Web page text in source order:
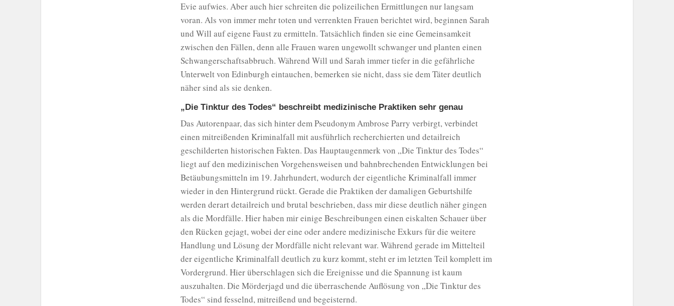
Evie aufwies. Aber auch hier schreiten die polizeilichen Ermittlungen nur langsam
voran. Als von immer mehr toten und verrenkten Frauen berichtet wird, beginnen Sarah
und Will auf eigene Faust zu ermitteln. Tatsächlich finden sie eine Gemeinsamkeit
zwischen den Fällen, denn alle Frauen waren ungewollt schwanger und planten einen
Schwangerschaftsabbruch. Während Will und Sarah immer tiefer in die gefährliche
Unterwelt von Edinburgh eintauchen, bemerken sie nicht, dass sie dem Täter deutlich
näher sind als sie denken.
„Die Tinktur des Todes“ beschreibt medizinische Praktiken sehr genau
Das Autorenpaar, das sich hinter dem Pseudonym Ambrose Parry verbirgt, verbindet
einen mitreißenden Kriminalfall mit ausführlich recherchierten und detailreich
geschilderten historischen Fakten. Das Hauptaugenmerk von „Die Tinktur des Todes“
liegt auf den medizinischen Vorgehensweisen und bahnbrechenden Entwicklungen bei
Betäubungsmitteln im 19. Jahrhundert, wodurch der eigentliche Kriminalfall immer
wieder in den Hintergrund rückt. Gerade die Praktiken der damaligen Geburtshilfe
werden derart detailreich und brutal beschrieben, dass mir diese deutlich näher gingen
als die Mordfälle. Hier haben mir einige Beschreibungen einen eiskalten Schauer über
den Rücken gejagt, wobei der eine oder andere medizinische Exkurs für die weitere
Handlung und Lösung der Mordfälle nicht relevant war. Während gerade im Mittelteil
der eigentliche Kriminalfall deutlich zu kurz kommt, steht er im letzten Teil komplett im
Vordergrund. Hier überschlagen sich die Ereignisse und die Spannung ist kaum
auszuhalten. Die Mörderjagd und die überraschende Auflösung von „Die Tinktur des
Todes“ sind fesselnd, mitreißend und begeisternd.